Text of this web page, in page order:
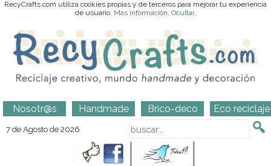
RecyCrafts.com utiliza cookies propias y de terceros para mejorar tu experiencia
de usuario. Más información. Ocultar.
Nosotr@s Handmade Brico-deco Eco reciclaje
7 de Agosto de 2026